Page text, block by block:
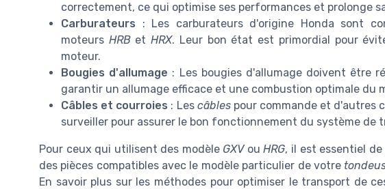
correctement, ce qui optimise ses performances et prolonge
Carburateurs : Les carburateurs d'origine Honda sont
moteurs HRBetHRX. Leur bon état est primordial pour
moteur.
Bougies d'allumage : Les bougies d'allumage doivent être
garantir un allumage efficace et une combustion optimale du
Câbles et courroies : Les câblespour commande et d'autres
surveiller pour assurer le bon fonctionnement du système de
Pour ceux qui utilisent des modèle GXVouHRG, il est essentiel
des pièces compatibles avec le modèle particulier de votre
En savoir plus sur les méthodes pour optimiser le transport de